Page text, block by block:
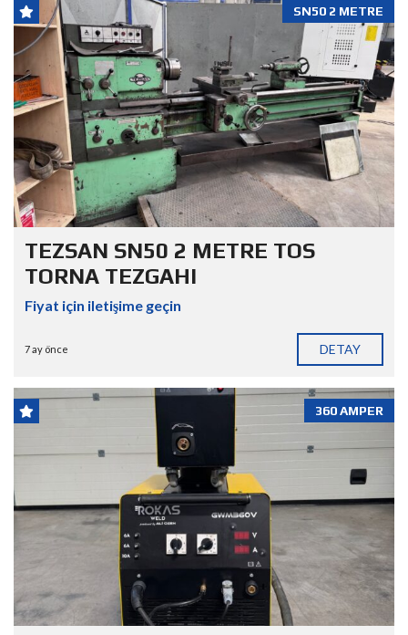
SN50 2 METRE
TEZSAN SN50 2 METRE TOS
TORNA TEZGAHI
Fiyat için iletişime geçin
7 ay önce DETAY
360 AMPER